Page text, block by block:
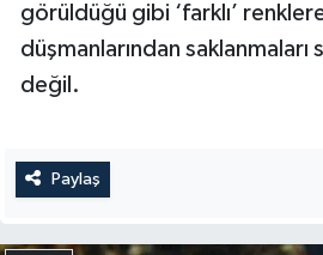
görüldüğü gibi ‘farklı’
düşmanlarından saklanmaları
değil.
Paylaş